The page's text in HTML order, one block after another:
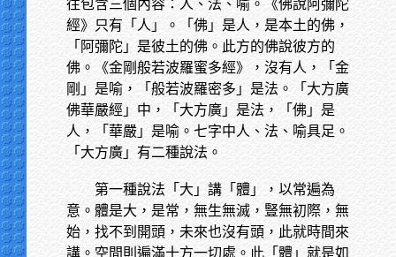
往包含三個內容：人、法、喻。《佛說阿彌陀
經》只有「人」。「佛」是人，是本土的佛，
「阿彌陀」是彼土的佛。此方的佛說彼方的
佛。《金剛般若波羅蜜多經》，沒有人，「金
剛」是喻，「般若波羅密多」是法。「大方廣
佛華嚴經」中，「大方廣」是法，「佛」是
人，「華嚴」是喻。七字中人、法、喻具足。
「大方廣」有二種說法。
第一種說法「大」講「體」，以常遍為
意。體是大，是常，無生無滅，豎無初際，無
始，找不到開頭，未來也沒有頭，此就時間來
講。空間則遍滿十方一切處。此「體」就是如